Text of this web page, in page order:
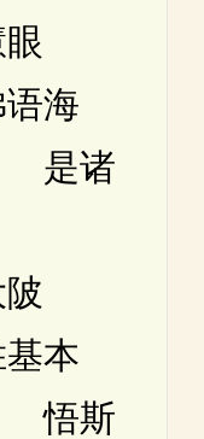
语海
是诸
基本
悟斯